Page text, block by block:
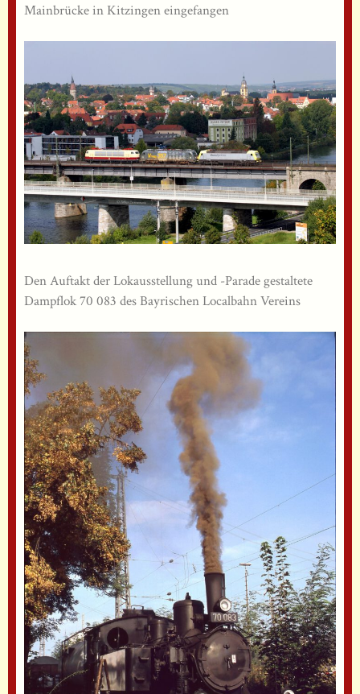
Mainbrücke in Kitzingen eingefangen
Den Auftakt der Lokausstellung und -Parade gestaltete
Dampflok 70 083 des Bayrischen Localbahn Vereins